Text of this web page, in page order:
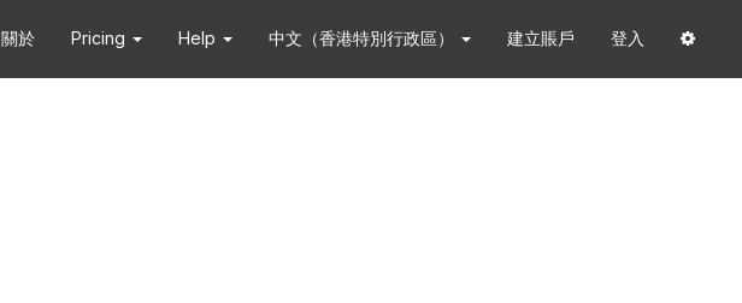
關於 Pricing Help 中文（香港特別行政區） 建立賬戶 登入